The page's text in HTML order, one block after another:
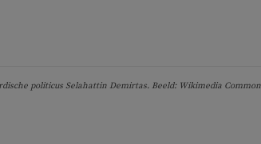
politicus Selahattin Demirtas. Beeld: Wikimedia